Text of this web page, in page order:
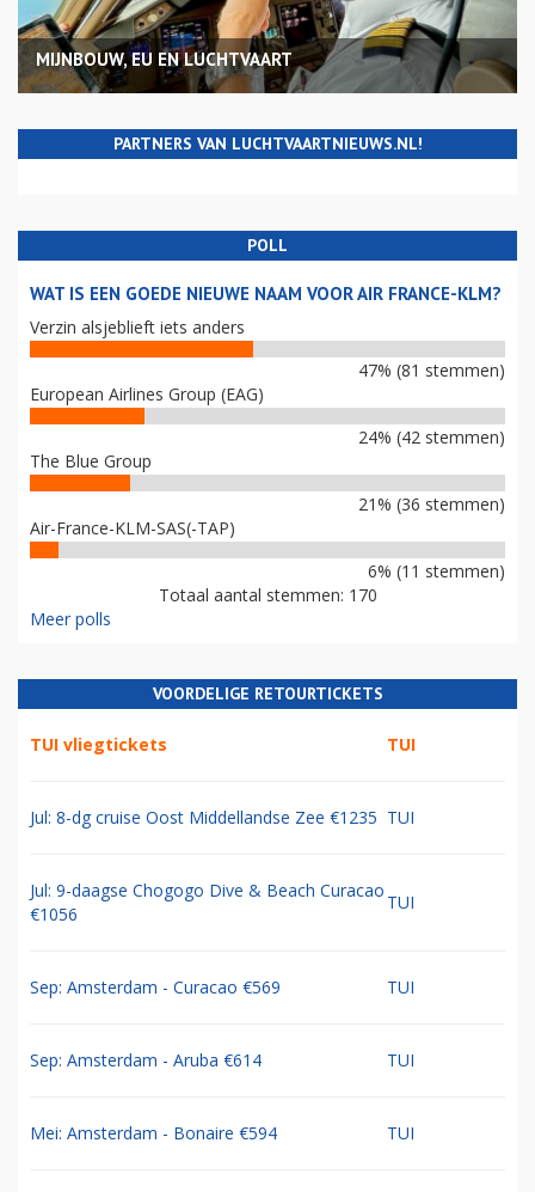
MIJNBOUW, EU EN LUCHTVAART
PARTNERS VAN LUCHTVAARTNIEUWS.NL!
POLL
WAT IS EEN GOEDE NIEUWE NAAM VOOR AIR FRANCE-KLM?
Verzin alsjeblieft iets anders
47% (81 stemmen)
European Airlines Group (EAG)
24% (42 stemmen)
The Blue Group
21% (36 stemmen)
Air-France-KLM-SAS(-TAP)
6% (11 stemmen)
Totaal aantal stemmen: 170
Meer polls
VOORDELIGE RETOURTICKETS
TUI vliegtickets TUI
Jul: 8-dg cruise Oost Middellandse Zee €1235 TUI
Jul: 9-daagse Chogogo Dive & Beach Curacao
€1056
TUI
Sep: Amsterdam - Curacao €569 TUI
Sep: Amsterdam - Aruba €614 TUI
Mei: Amsterdam - Bonaire €594 TUI